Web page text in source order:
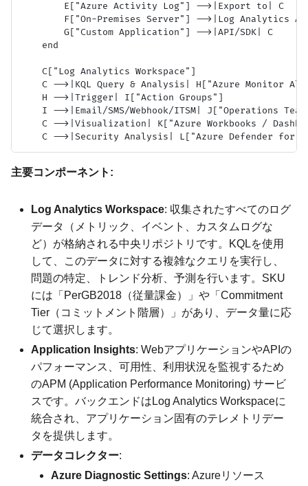
        E["Azure Activity Log"] -->|Export to| C
F["On-Premises Server"] -->|Log Analytics
        G["Custom Application"] -->|API/SDK| C
    end
    C["Log Analytics Workspace"]
C -->|KQL Query & Analysis| H["Azure Monitor
    H -->|Trigger| I["Action Groups"]
I -->|Email/SMS/Webhook/ITSM| J["Operations
C -->|Visualization| K["Azure Workbooks /
主要コンポーネント:
Log Analytics Workspace: 収集されたすべてのログ
データ（メトリック、イベント、カスタムログな
ど）が格納される中央リポジトリです。KQLを使用
して、このデータに対する複雑なクエリを実行し、
問題の特定、トレンド分析、予測を行います。SKU
には「PerGB2018（従量課金）」や「Commitment
Tier（コミットメント階層）」があり、データ量に応
じて選択します。
Application Insights: WebアプリケーションやAPIの
パフォーマンス、可用性、利用状況を監視するため
のAPM (Application Performance Monitoring) サービ
スです。バックエンドはLog Analytics Workspaceに
統合され、アプリケーション固有のテレメトリデー
タを提供します。
データコレクター:
Azure Diagnostic Settings: Azureリソース